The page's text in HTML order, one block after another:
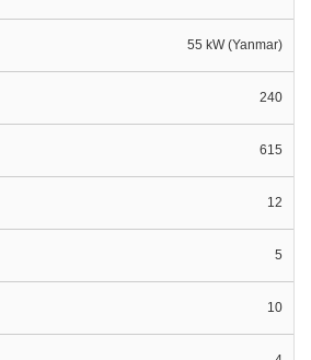
55 kW (Yanmar)
240
615
12
5
10